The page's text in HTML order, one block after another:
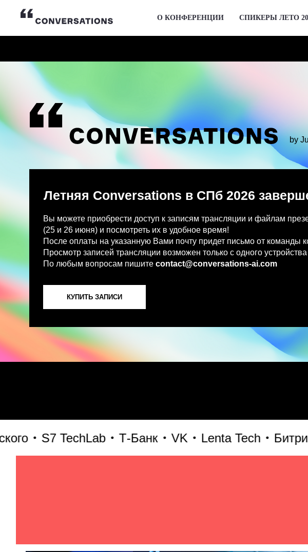
О КОНФЕРЕНЦИИ СПИКЕРЫ ЛЕТО
by Just AI
Вы можете приобрести доступ к записям трансляции и файлам презентаций
После оплаты на указанную Вами почту придет письмо от команды
Просмотр записей трансляции возможен только с одного устройства
По любым вопросам пишите
contact@conversations-ai.co
КУПИТЬ ЗАПИСИ
S7 TechLab Т-Банк VK Lenta Tech